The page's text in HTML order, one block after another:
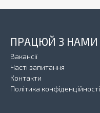
ПРАЦЮЙ З НАМИ
Вакансії
Часті запитання
Контакти
Політика конфіденційності